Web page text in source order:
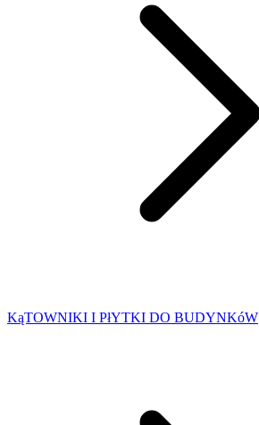
KąTOWNIKI I PłYTKI DO BUDYNKóW